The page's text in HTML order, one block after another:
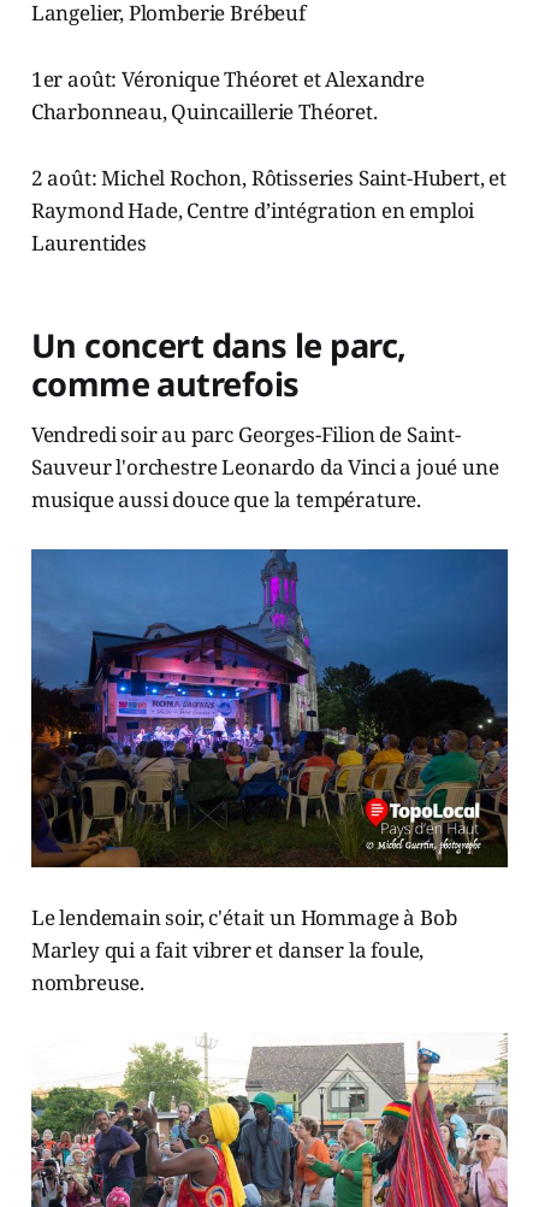
Langelier, Plomberie Brébeuf
1er août: Véronique Théoret et Alexandre
Charbonneau, Quincaillerie Théoret.
2 août: Michel Rochon, Rôtisseries Saint-Hubert, et
Raymond Hade, Centre d’intégration en emploi
Laurentides
Un concert dans le parc,
comme autrefois
Vendredi soir au parc Georges-Filion de Saint-
Sauveur l'orchestre Leonardo da Vinci a joué une
musique aussi douce que la température.
Le lendemain soir, c'était un Hommage à Bob
Marley qui a fait vibrer et danser la foule,
nombreuse.